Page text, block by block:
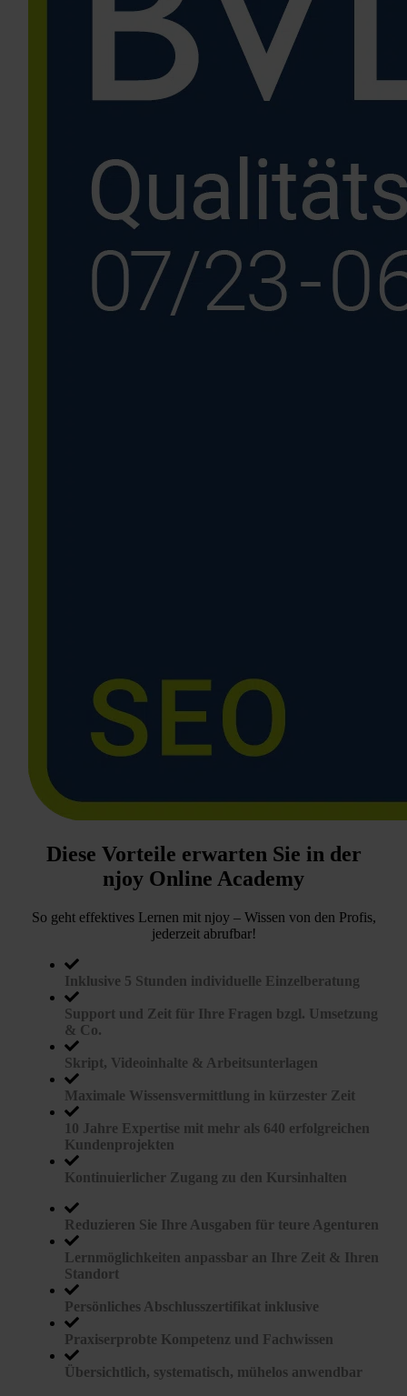
Diese Vorteile erwarten Sie in der
njoy Online Academy
So geht effektives Lernen mit njoy – Wissen von den Profis,
jederzeit abrufbar!
Inklusive 5 Stunden individuelle Einzelberatung
Support und Zeit für Ihre Fragen bzgl. Umsetzung
& Co.
Skript, Videoinhalte & Arbeitsunterlagen
Maximale Wissensvermittlung in kürzester Zeit
10 Jahre Expertise mit mehr als 640 erfolgreichen
Kundenprojekten
Kontinuierlicher Zugang zu den Kursinhalten
Reduzieren Sie Ihre Ausgaben für teure Agenturen
Lernmöglichkeiten anpassbar an Ihre Zeit & Ihren
Standort
Persönliches Abschlusszertifikat inklusive
Praxiserprobte Kompetenz und Fachwissen
Übersichtlich, systematisch, mühelos anwendbar